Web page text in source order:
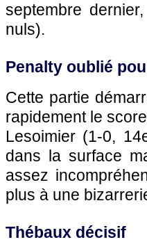
septembre
nuls).
Penalty oublié
Cette partie
rapidement le
Lesoimier (1-0,
dans la surface
assez
plus à une
Thébaux décisif